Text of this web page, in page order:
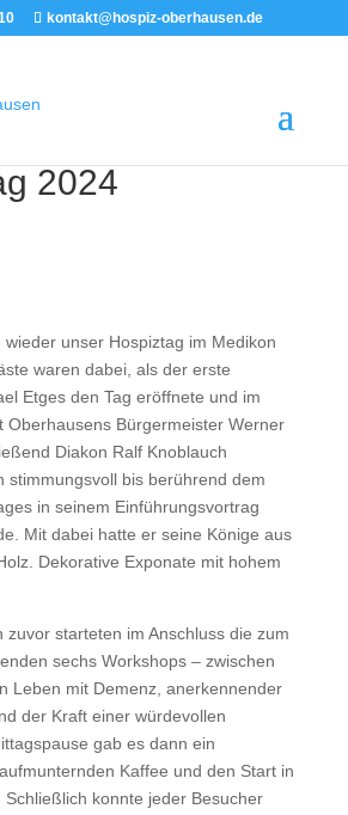
kontakt@hospiz-oberhausen.de
2024
unser Hospiztag im Medikon
waren dabei, als der erste
Etges den Tag eröffnete und im
Oberhausens Bürgermeister Werner
Diakon Ralf Knoblauch
stimmungsvoll bis berührend dem
in seinem Einführungsvortrag
Mit dabei hatte er seine Könige aus
Dekorative Exponate mit hohem
zuvor starteten im Anschluss die zum
sechs Workshops – zwischen
Leben mit Demenz, anerkennender
der Kraft einer würdevollen
gab es dann ein
Kaffee und den Start in
Schließlich konnte jeder Besucher